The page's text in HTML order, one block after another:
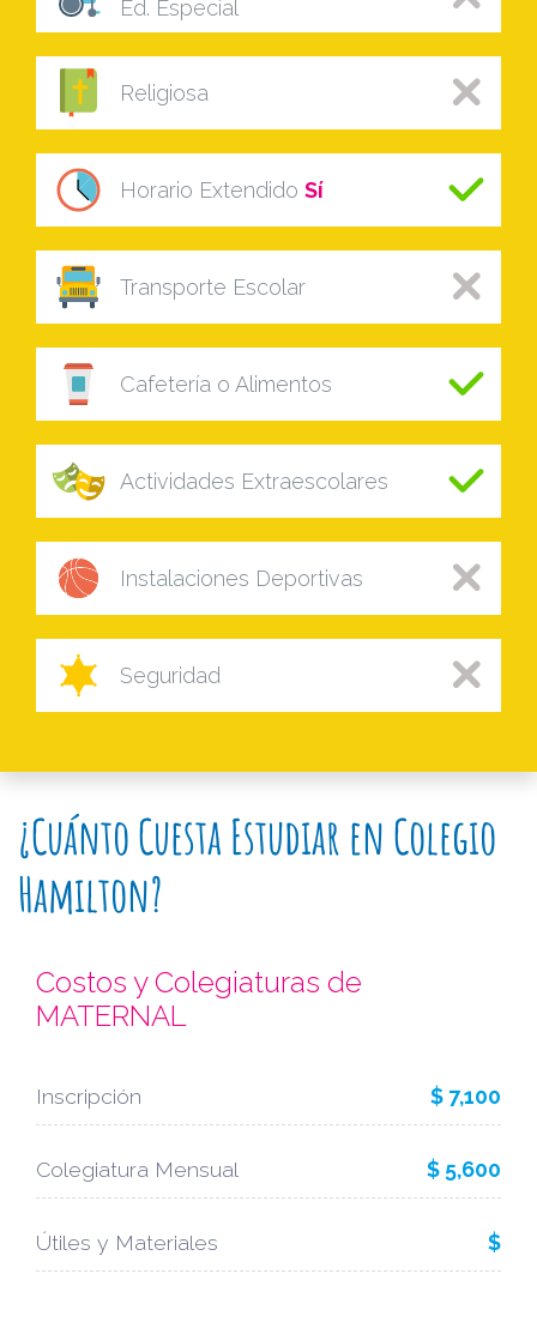
Ed. Especial
Religiosa
Horario Extendido Sí
Transporte Escolar
Cafetería o Alimentos
Actividades Extraescolares
Instalaciones Deportivas
Seguridad
¿Cuánto Cuesta Estudiar en Colegio
Hamilton?
Costos y Colegiaturas de
MATERNAL
Inscripción $ 7,100
Colegiatura Mensual $ 5,600
Útiles y Materiales $